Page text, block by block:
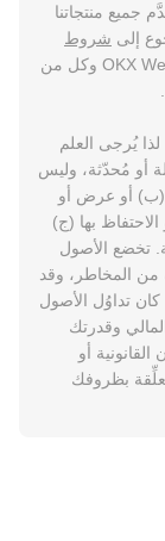
جميع منتجاتنا
إلى شروط
. تخضع محفظة OKX Web3 وكل من
يُرجى العلم
أو مُحدّثة، وليس
(ب) أو عرض أو
بها (ج)
تخضع الأصول
من المخاطر، وقد
كان تداوُل الأصول
وقدرتك
أو
بظروفك